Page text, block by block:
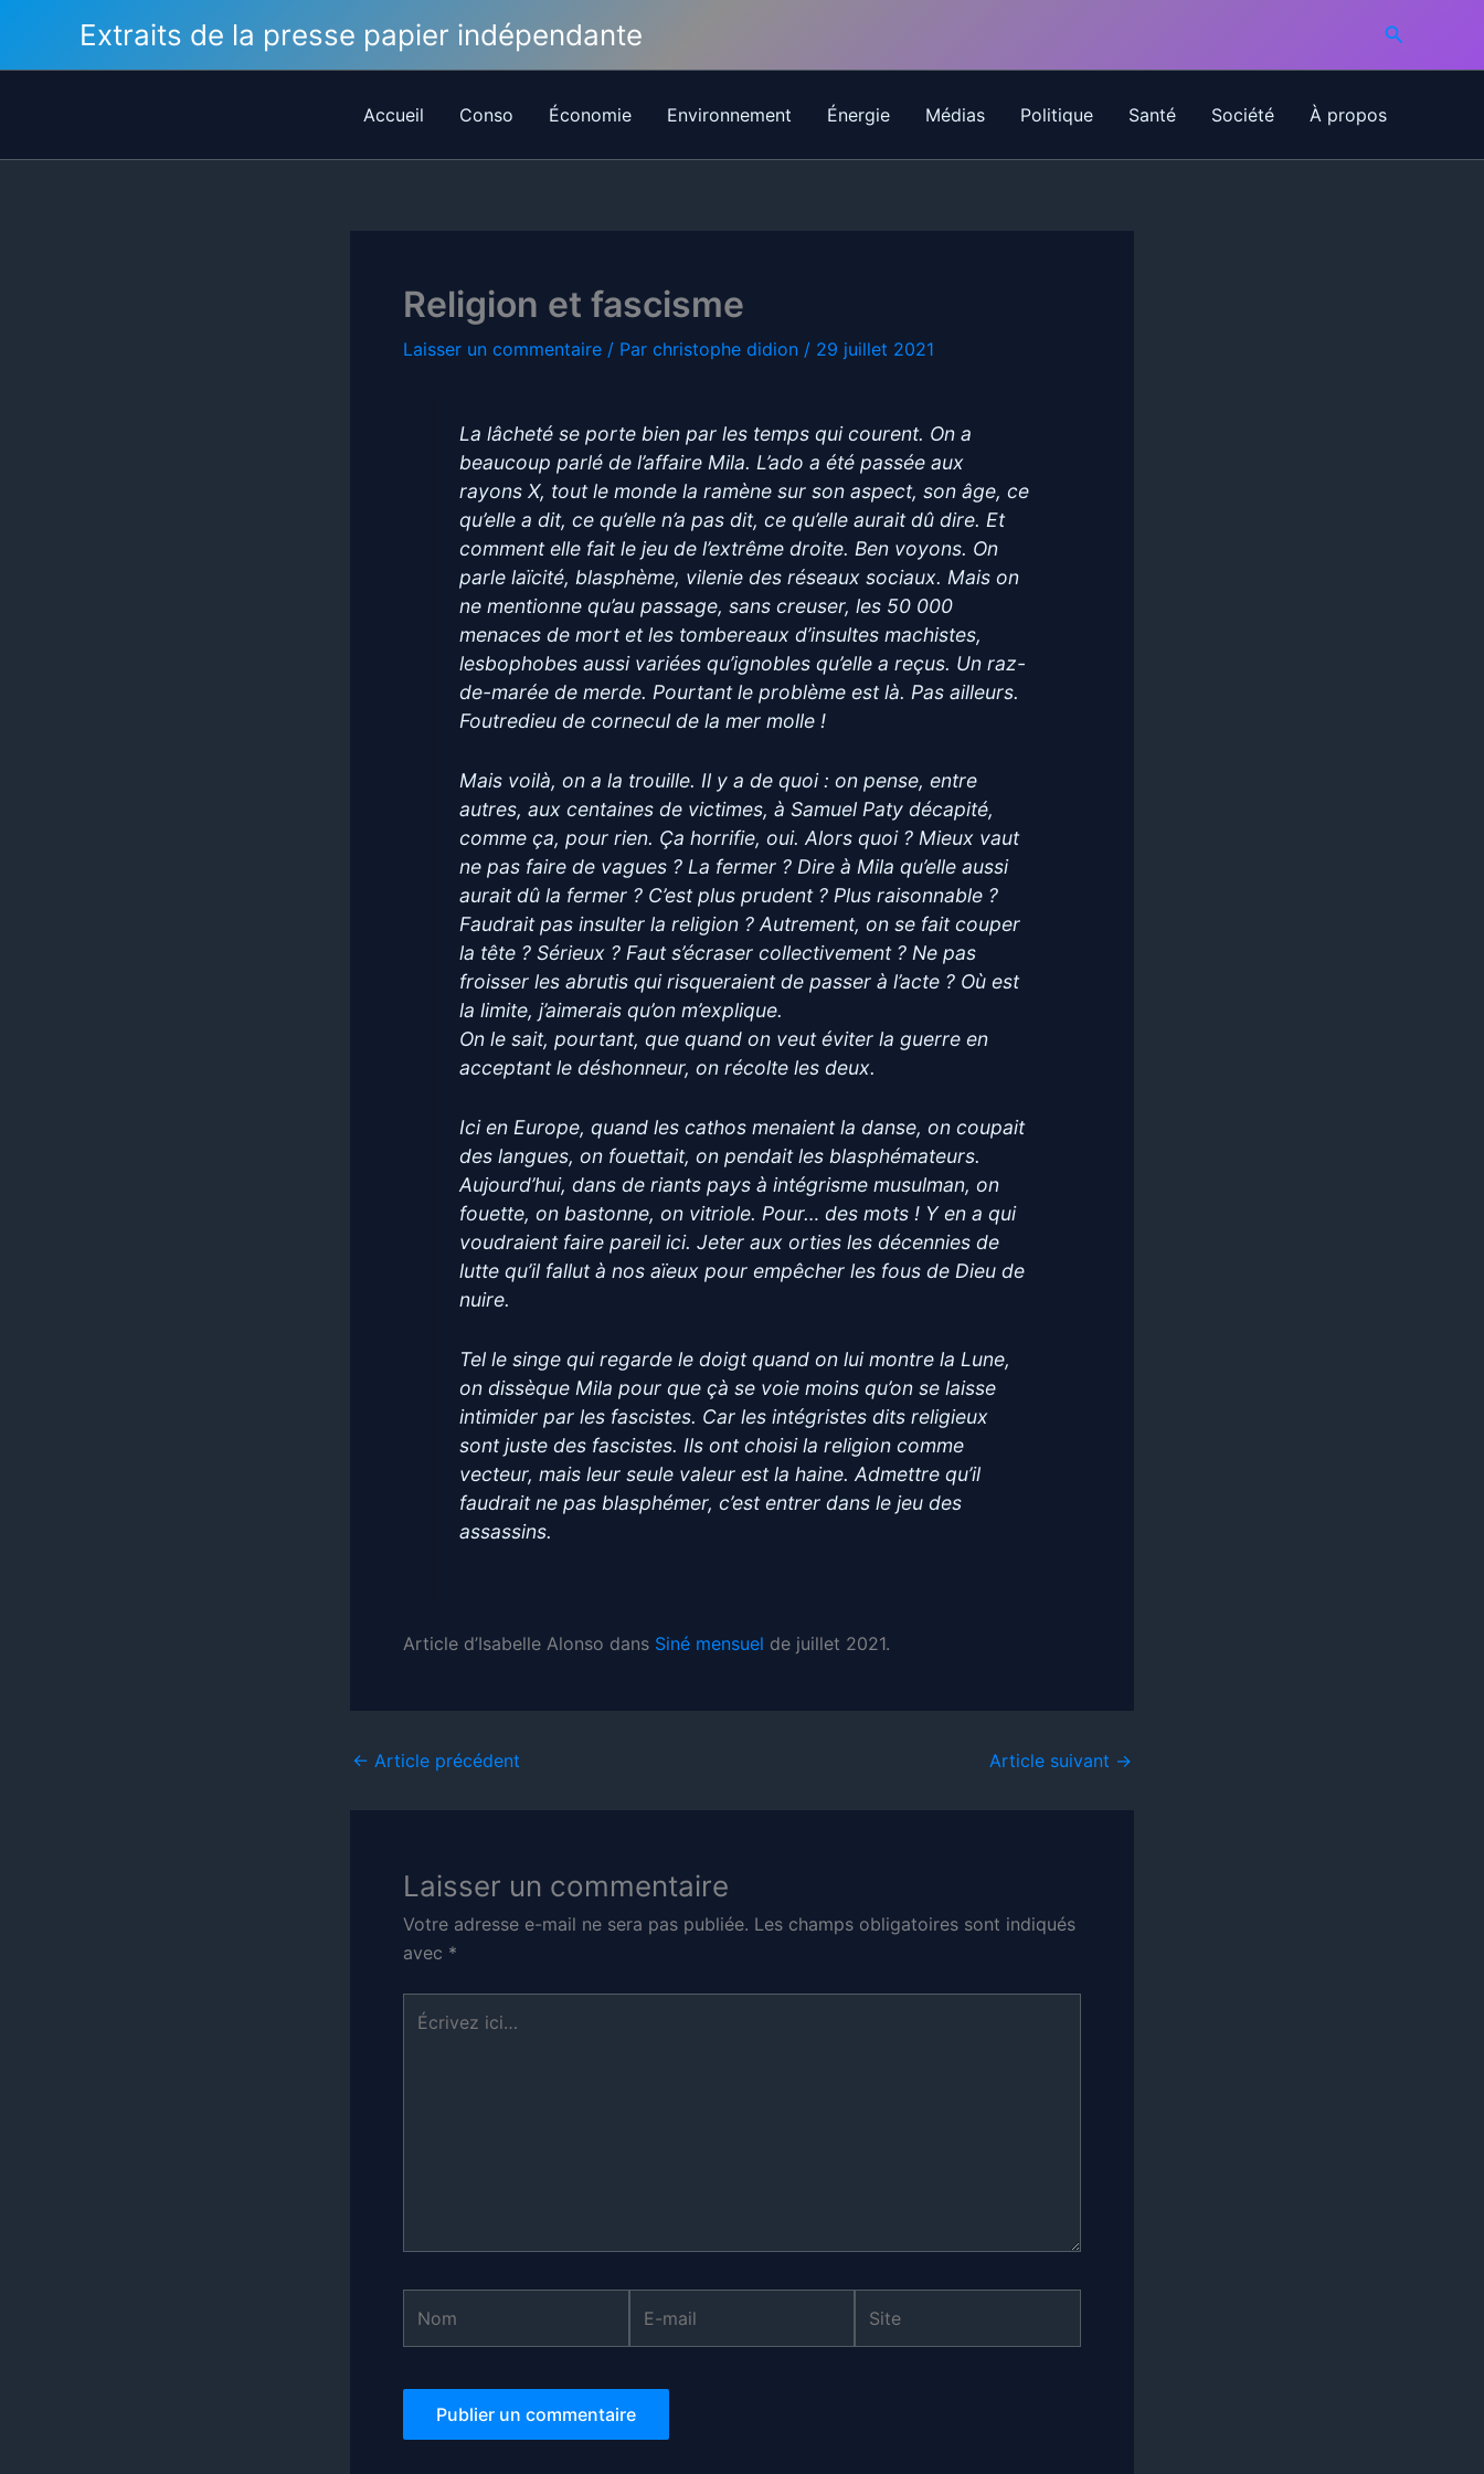
contenu
Extraits de la presse papier indépendante
Accueil Conso Économie Environnement Énergie Médias Politique Santé Société À propos
Religion et fascisme
Laisser un commentaire / Par christophe didion / 29 juillet 2021
La lâcheté se porte bien par les temps qui courent. On a
beaucoup parlé de l’affaire Mila. L’ado a été passée aux
rayons X, tout le monde la ramène sur son aspect, son âge, ce
qu’elle a dit, ce qu’elle n’a pas dit, ce qu’elle aurait dû dire. Et
comment elle fait le jeu de l’extrême droite. Ben voyons. On
parle laïcité, blasphème, vilenie des réseaux sociaux. Mais on
ne mentionne qu’au passage, sans creuser, les 50 000
menaces de mort et les tombereaux d’insultes machistes,
lesbophobes aussi variées qu’ignobles qu’elle a reçus. Un raz-
de-marée de merde. Pourtant le problème est là. Pas ailleurs.
Foutredieu de cornecul de la mer molle !
Mais voilà, on a la trouille. Il y a de quoi : on pense, entre
autres, aux centaines de victimes, à Samuel Paty décapité,
comme ça, pour rien. Ça horrifie, oui. Alors quoi ? Mieux vaut
ne pas faire de vagues ? La fermer ? Dire à Mila qu’elle aussi
aurait dû la fermer ? C’est plus prudent ? Plus raisonnable ?
Faudrait pas insulter la religion ? Autrement, on se fait couper
la tête ? Sérieux ? Faut s’écraser collectivement ? Ne pas
froisser les abrutis qui risqueraient de passer à l’acte ? Où est
la limite, j’aimerais qu’on m’explique.
On le sait, pourtant, que quand on veut éviter la guerre en
acceptant le déshonneur, on récolte les deux.
Ici en Europe, quand les cathos menaient la danse, on coupait
des langues, on fouettait, on pendait les blasphémateurs.
Aujourd’hui, dans de riants pays à intégrisme musulman, on
fouette, on bastonne, on vitriole. Pour… des mots ! Y en a qui
voudraient faire pareil ici. Jeter aux orties les décennies de
lutte qu’il fallut à nos aïeux pour empêcher les fous de Dieu de
nuire.
Tel le singe qui regarde le doigt quand on lui montre la Lune,
on dissèque Mila pour que çà se voie moins qu’on se laisse
intimider par les fascistes. Car les intégristes dits religieux
sont juste des fascistes. Ils ont choisi la religion comme
vecteur, mais leur seule valeur est la haine. Admettre qu’il
faudrait ne pas blasphémer, c’est entrer dans le jeu des
assassins.
Article d’Isabelle Alonso dans Siné mensuel de juillet 2021.
← Article précédent Article suivant →
Laisser un commentaire
Votre adresse e-mail ne sera pas publiée. Les champs obligatoires sont indiqués
avec *
Écrivez
ici…
mail